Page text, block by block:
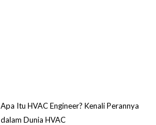
Apa Itu HVAC Engineer? Kenali Perannya
dalam Dunia HVAC